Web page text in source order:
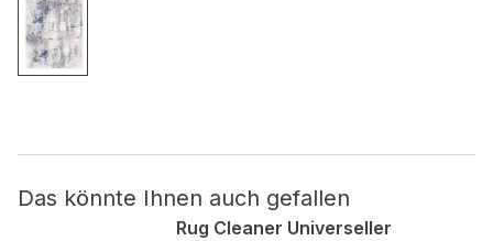
Das könnte Ihnen auch gefallen
Rug Cleaner Universeller
Werbetreibende Dritter sind.
Nicht kategorisiert.
wurden.
Alle ablehnen